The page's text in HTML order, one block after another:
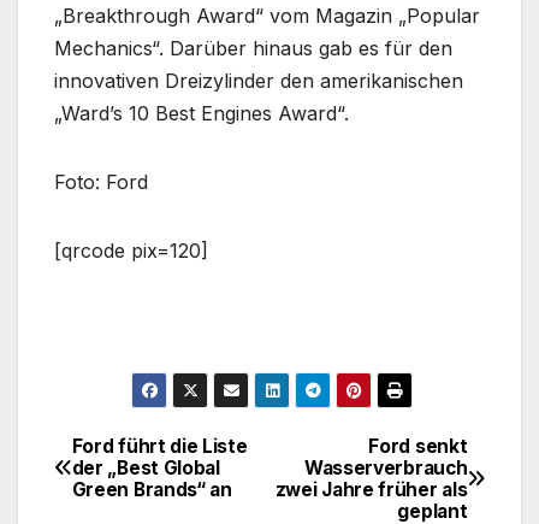
„Breakthrough Award“ vom Magazin „Popular
Mechanics“. Darüber hinaus gab es für den
innovativen Dreizylinder den amerikanischen
„Ward’s 10 Best Engines Award“.
Foto: Ford
[qrcode pix=120]
BeitragsnavigationFord senkt
Wasserverbrauch
zwei Jahre früher als
geplant
Ford führt die Liste
der „Best Global
Green Brands“ an